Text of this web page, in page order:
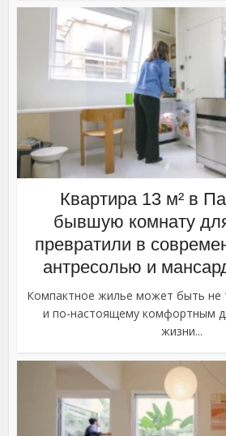
Квартира 13 м² в
бывшую комнату
превратили в
антресолью и
Компактное жилье может быть не
и по-настоящему комфортным
жизни...